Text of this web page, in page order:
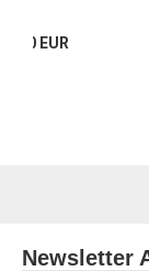
EUR
Newsletter